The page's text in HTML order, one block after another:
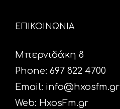
ΕΠΙΚΟΙΝΩΝΙΑ
Μπερνιδάκη 8
Phone: 697 822 4700
Email: info@hxosfm.gr
Web: HxosFm.gr